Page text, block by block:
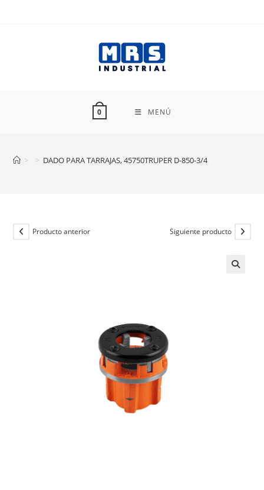
0 MENÚ
> > DADO PARA TARRAJAS, 45750TRUPER D-850-3/4
Producto anterior Siguiente producto